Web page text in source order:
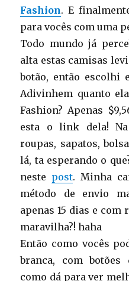
Fashion. E
para vocês com uma
Todo mundo já
alta estas camisas
botão, então escolhi
Adivinhem quanto
Fashion? Apenas
esta o link dela!
roupas, sapatos,
lá, ta esperando o
neste post. Minha
método de envio
apenas 15 dias e
maravilha?! haha
Então como vocês
branca, com
como dá para ver